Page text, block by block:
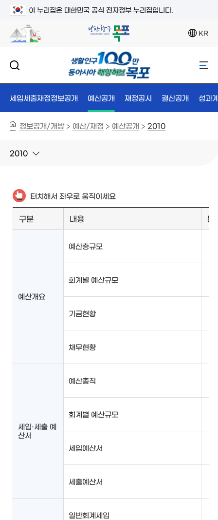
이 누리집은 대한민국 공식 전자정부 누리집입니다.
KR
세입세출재정정보공개 예산공개 재정공시 결산공개 성과
정보공개/개방 > 예산/재정 > 예산공개 > 2010
2010
터치해서 좌우로 움직이세요
구분 내용 본
예산개요
예산총규모
회계별 예산규모
기금현황
채무현황
세입·세출 예
산서
예산총칙
회계별 예산규모
세입예산서
세출예산서
일반회계세입